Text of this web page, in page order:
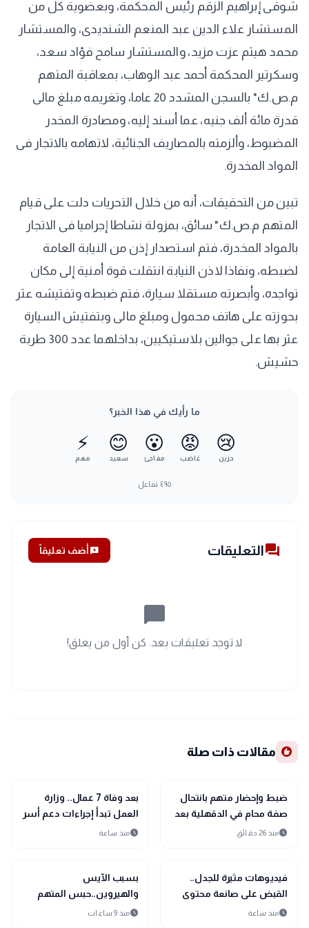
شوقى إبراهيم الزقم رئيس المحكمة، وبعضوية كل من
المستشار علاء الدين عبد المنعم الشنديدى، والمستشار
محمد هيثم عزت مزيد، والمستشار سامح فؤاد سعد،
وسكرتير المحكمة أحمد عبد الوهاب، بمعاقبة المتهم
م.ص.ك" بالسجن المشدد 20 عاما، وتغريمه مبلغ مالى
قدرة مائة ألف جنيه، عما أسند إليه، ومصادرة المخدر
المضبوط، وألزمته بالمصاريف الجنائية، لاتهامه بالاتجار فى
المواد المخدرة.
تبين من التحقيقات، أنه من خلال التحريات دلت على قيام
المتهم م.ص.ك" سائق، بمزولة نشاطا إجراميا فى الاتجار
بالمواد المخدرة، فتم استصدار إذن من النيابة العامة
لضبطه، ونفاذا لاذن النيابة انتقلت قوة أمنية إلى مكان
تواجده، وأبصرته مستقلا سيارة، فتم ضبطه وتفتيشه عثر
بحوزته على هاتف محمول ومبلغ مالى وبتفتيش السيارة
عثر بها على جوالين بلاستيكيين، بداخلهما عدد 300 طربة
حشيش.
ما رأيك في هذا الخبر؟
😢
حزين
😡
غاضب
😮
مفاجئ
😊
سعيد
⚡
مهم
٤٩٥ تفاعل
forumالتعليقات add_commentأضف تعليقاً
chat_bubble_outline
لا توجد تعليقات بعد. كن أول من يعلق!
recommend مقالات ذات صلة
gavel
حوادث ومحاكم
ضبط وإحضار متهم بانتحال
صفة محامٍ في الدقهلية بعد
بلاغات تتهمه بالتزوير
scheduleمنذ 26 دقائق
gavel
حوادث ومحاكمبعد وفاة 7 عمال.. وزارة
العمل تبدأ إجراءات دعم أسر
الضحايا والمصابين
scheduleمنذ ساعة
gavel
حوادث ومحاكم
فيديوهات مثيرة للجدل..
القبض على صانعة محتوى
بتهمة خدش الحياء العام
scheduleمنذ ساعة
gavel
حوادث ومحاكم
بسبب الآيس
والهيروين..حبس المتهم
بقتل والده وإصابة والدته
scheduleمنذ 9 ساعات